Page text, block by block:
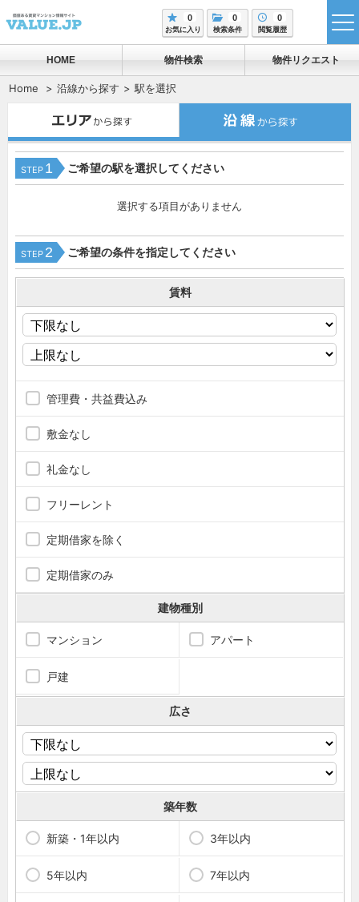
0
お気に入り
0
検索条件
0
閲覧履歴
HOME 物件検索 物件リクエスト
Home 沿線から探す 駅を選択
STEP 1 ご希望の駅を選択してください
選択する項目がありません
STEP 2 ご希望の条件を指定してください
賃料
管理費・共益費込み
敷金なし
礼金なし
フリーレント
定期借家を除く
定期借家のみ
建物種別
マンション アパート
戸建
広さ
築年数
新築・1年以内 3年以内
5年以内 7年以内